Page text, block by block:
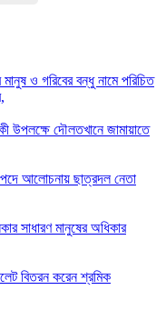
ও গরিবের বন্ধু নামে পরিচিত
উপলক্ষে দৌলতখানে জামায়াতে
পদে আলোচনায় ছাত্রদল নেতা
সাধারণ মানুষের অধিকার
বিতরন করেন শ্রমিক